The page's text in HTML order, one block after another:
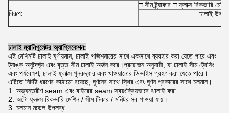
বিকল্প:
□ সীম ট্র্যাকার □ ফ্লাক্স রিকভারি মেশিন
ঢালাই উৎস
ঢালাই ম্যানিপুলেটর অ্যাপ্লিকেশন:
এই মেশিনটি ঢালাই ঘূর্ণায়মান, ঢালাই পজিশনারের সাথে একসাথে ব্যবহার করা যেতে পারে এবং
ট্যাঙ্ক অনুদৈর্ঘ্য এবং বৃত্ত সীম ঢালাই অর্জন করে।প্রয়োজন অনুযায়ী, যা ঢালাই সীম ট্রেসিং
এবং পর্যবেক্ষণ, ঢালাই ফ্লাক্স পুনরুদ্ধার এবং খাওয়ানোর ডিভাইস গ্রহণ করা যেতে পারে।
এটিতে নির্দিষ্ট ধরণের কাঠামো রয়েছে, ঘূর্ণনের সাথে স্থির এবং ঘূর্ণন প্রকারের সাথে চলমান।
1. অভ্যন্তরীণ seam এবং বাইরের seam স্বয়ংক্রিয়ভাবে ঝালাই করা.
2. অটো ফ্লাক্স রিকভারি মেশিন / সীম টিকার / মনিটর সব পাওয়া যায়।
3. চলমান মডেল উপলব্ধ.